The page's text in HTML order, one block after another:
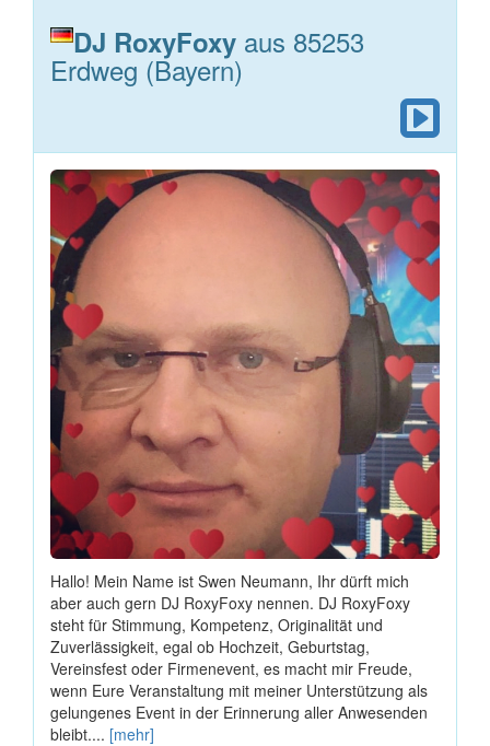
DJ RoxyFoxy aus 85253
Erdweg (Bayern)
Hallo! Mein Name ist Swen Neumann, Ihr dürft mich
aber auch gern DJ RoxyFoxy nennen. DJ RoxyFoxy
steht für Stimmung, Kompetenz, Originalität und
Zuverlässigkeit, egal ob Hochzeit, Geburtstag,
Vereinsfest oder Firmenevent, es macht mir Freude,
wenn Eure Veranstaltung mit meiner Unterstützung als
gelungenes Event in der Erinnerung aller Anwesenden
bleibt.... [mehr]